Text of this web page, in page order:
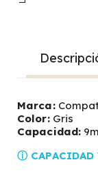
Marca:
Color:Gris
Capacidad:
ⓘ CAPACIDAD